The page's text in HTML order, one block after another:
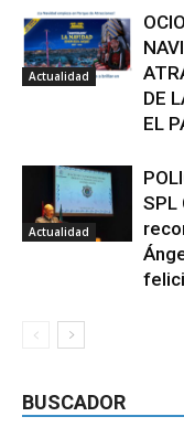
Actualidad
DE
EL
Actualidad
SPL
BUSCADOR